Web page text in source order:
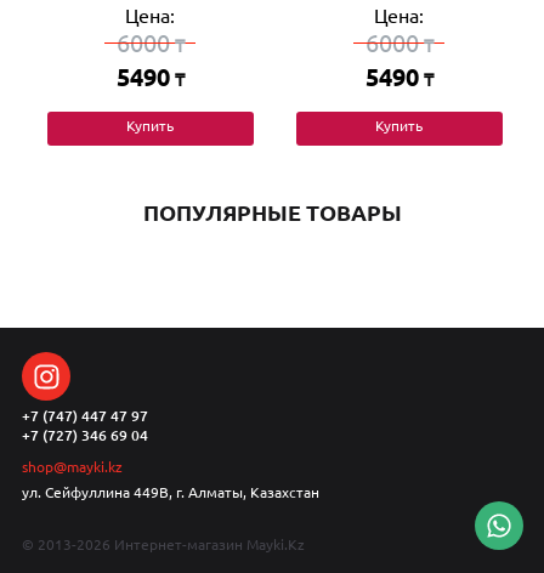
Цена:
6000₸
5490 ₸
Купить
Цена:
6000₸
5490 ₸
Купить
ПОПУЛЯРНЫЕ ТОВАРЫ
+7 (747) 447 47 97
+7 (727) 346 69 04
shop@mayki.kz
ул. Сейфуллина 449В, г. Алматы, Казахстан
© 2013-2026 Интернет-магазин Mayki.Kz